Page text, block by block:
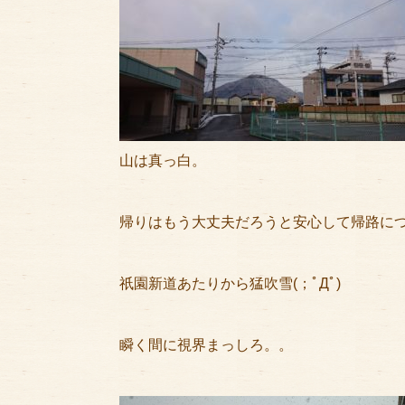
山は真っ白。
帰りはもう大丈夫だろうと安心して帰路に
祇園新道あたりから猛吹雪(；ﾟДﾟ)
瞬く間に視界まっしろ。。